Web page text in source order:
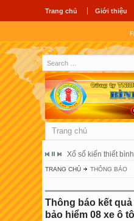
Trang chủ Giới thiệu
Trang chủ
vương Xổ số kiến thiết
TRANG CHỦ THÔNG BÁO
Thông báo kết
bảo hiểm 08 xe ô